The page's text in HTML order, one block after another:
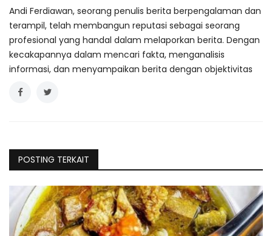
Andi Ferdiawan, seorang penulis berita berpengalaman dan
terampil, telah membangun reputasi sebagai seorang
profesional yang handal dalam melaporkan berita. Dengan
kecakapannya dalam mencari fakta, menganalisis
informasi, dan menyampaikan berita dengan objektivitas
POSTING TERKAIT